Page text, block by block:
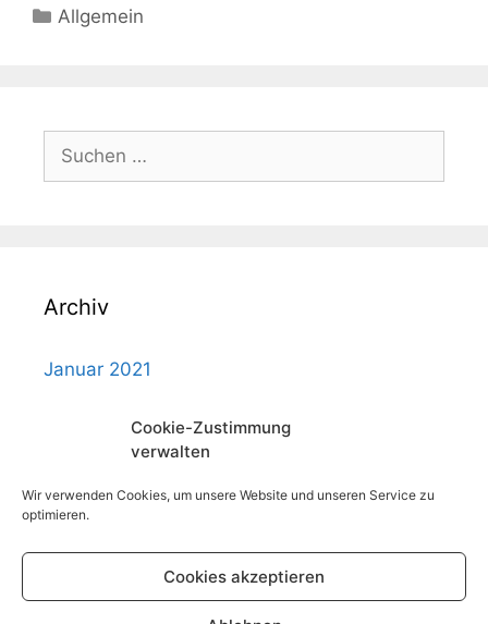
Cookie-Zustimmung
verwalten
Wir verwenden Cookies, um unsere Website und unseren Service zu
optimieren.
Cookies akzeptieren
Kategorien
Allgemein
Suchen
nach:
Archiv
Januar 2021
Impressum
Cookie-Richtlinie (EU)